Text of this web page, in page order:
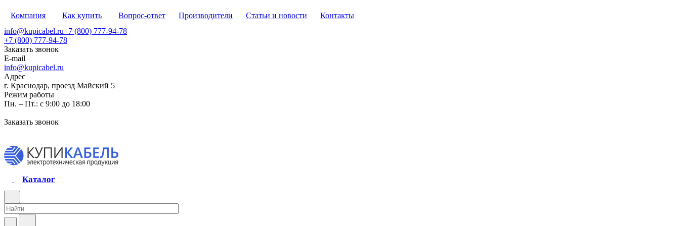
Компания Как купить Вопрос-ответ Производители Статьи и новости
Контакты
info@kupicabel.ru+7 (800) 777-94-78
+7 (800) 777-94-78
Заказать звонок
E-mail
info@kupicabel.ru
Адрес
г. Краснодар, проезд Майский 5
Режим работы
Пн. – Пт.: с 9:00 до 18:00
Заказать звонок
Каталог